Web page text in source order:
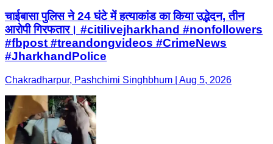
चाईबासा पुलिस ने 24 घंटे में हत्याकांड का किया उद्भेदन, तीन
आरोपी गिरफतार। #citilivejharkhand #nonfollowers
#fbpost #treandongvideos #CrimeNews
#JharkhandPolice
Chakradharpur, Pashchimi Singhbhum | Aug 5, 2026